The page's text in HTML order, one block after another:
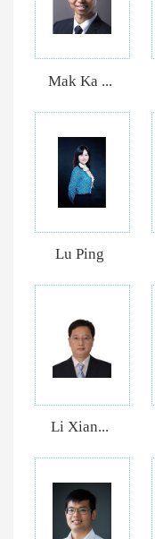
Mak Ka ...
Lu Ping
Li Xian...